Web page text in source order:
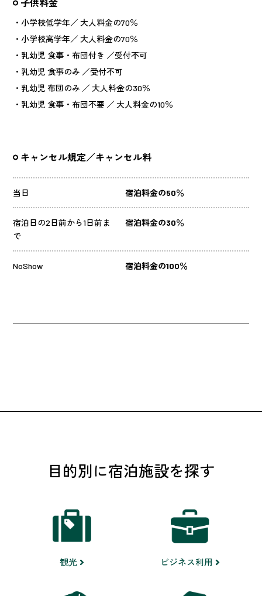
・小学校低学年／ 大人料金の70％
・小学校高学年／ 大人料金の70％
・乳幼児 食事・布団付き ／受付不可
・乳幼児 食事のみ ／受付不可
・乳幼児 布団のみ ／ 大人料金の30％
・乳幼児 食事・布団不要 ／ 大人料金の10％
キャンセル規定／キャンセル料
当日 宿泊料金の50％
宿泊日の2日前から1日前ま
で
宿泊料金の30％
NoShow 宿泊料金の100％
目的別に宿泊施設を探す
観光 ビジネス利用